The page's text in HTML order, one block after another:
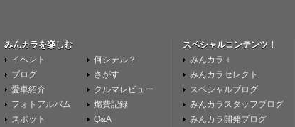
みんカラを楽しむ
イベント
ブログ
愛車紹介
フォトアルバム
スポット
何シテル？
さがす
クルマレビュー
燃費記録
Q&A
スペシャルコンテンツ！
みんカラ＋
みんカラセレクト
スペシャルブログ
みんカラスタッフブログ
みんカラ開発ブログ